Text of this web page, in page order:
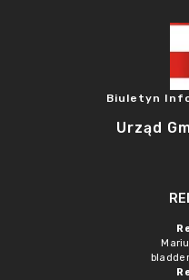
Biuletyn
Urząd